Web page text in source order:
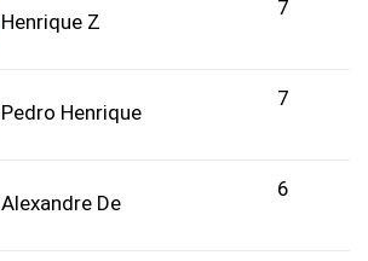
Henrique Z
7
Pedro Henrique
7
Alexandre De
6